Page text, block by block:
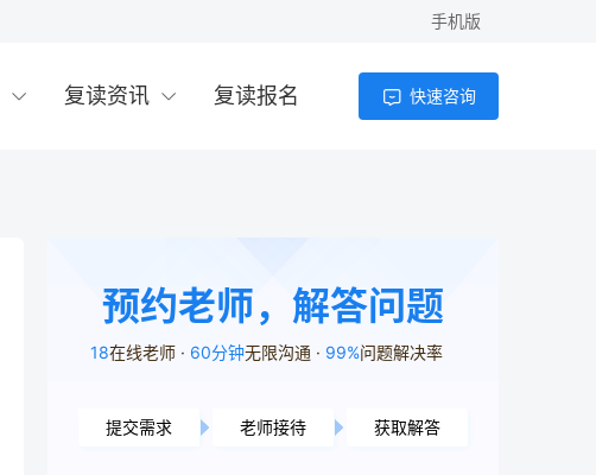
手机版
复读资讯 复读报名 快速咨询
预约老师，解答问题
18在线老师 60分钟无限沟通 99%问题解决率
提交需求 老师接待 获取解答